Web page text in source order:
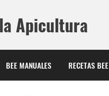
Apicultura
BEE MANUALES RECETAS BEE